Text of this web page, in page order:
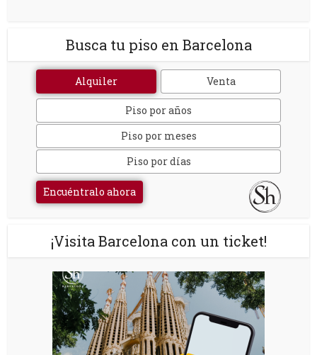
Busca tu piso en Barcelona
Alquiler Venta
Piso por años
Piso por meses
Piso por días
Encuéntralo ahora
¡Visita Barcelona con un ticket!